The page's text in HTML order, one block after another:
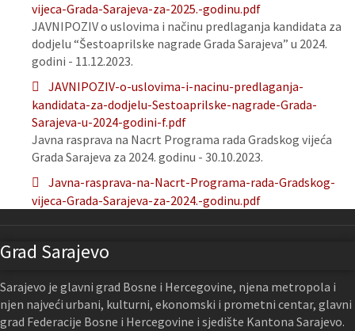
vijeca-Grada-Sarajeva-za-2025.-godinu.pdf
JAVNIPOZIV o uslovima i načinu predlaganja kandidata za
dodjelu “Šestoaprilske nagrade Grada Sarajeva” u 2024.
godini - 11.12.2023.
JAVNIPOZIV-o-uslovima-i-nacinu-predlaganja-
kandidata-za-dodjelu-Sestoaprilske-nagrade-Grada-
Sarajeva-u-2024-godini-f.pdf
Javna rasprava na Nacrt Programa rada Gradskog vijeća
Grada Sarajeva za 2024. godinu - 30.10.2023.
Javna-rasprava-na-Nacrt-Programa-rada-Gradskog-
vijeca-Grada-Sarajeva-za-2024.-godinu.pdf
Grad Sarajevo
Sarajevo je glavni grad Bosne i Hercegovine, njena metropola i
njen najveći urbani, kulturni, ekonomski i prometni centar, glavni
grad Federacije Bosne i Hercegovine i sjedište Kantona Sarajevo.